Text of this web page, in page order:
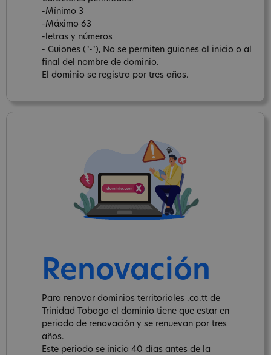
-Mínimo 3
-Máximo 63
-letras y números
- Guiones ("-"), No se permiten guiones al inicio o al
final del nombre de dominio.
El dominio se registra por tres años.
Renovación
Para renovar dominios territoriales .co.tt de
Trinidad Tobago el dominio tiene que estar en
periodo de renovación y se renuevan por tres
años.
Este periodo se inicia 40 días antes de la